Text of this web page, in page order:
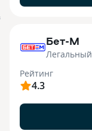
Бет-М
Легальный
Рейтинг
4.3